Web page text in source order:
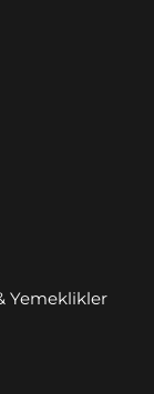
Yemeklikler